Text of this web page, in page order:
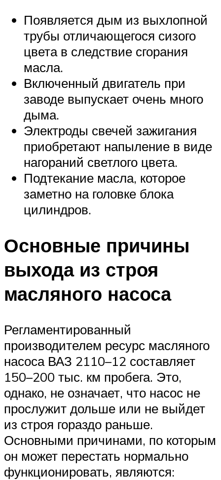
Появляется дым из выхлопной
трубы отличающегося сизого
цвета в следствие сгорания
масла.
Включенный двигатель при
заводе выпускает очень много
дыма.
Электроды свечей зажигания
приобретают напыление в виде
нагораний светлого цвета.
Подтекание масла, которое
заметно на головке блока
цилиндров.
Основные причины
выхода из строя
масляного насоса
Регламентированный
производителем ресурс масляного
насоса ВАЗ 2110–12 составляет
150–200 тыс. км пробега. Это,
однако, не означает, что насос не
прослужит дольше или не выйдет
из строя гораздо раньше.
Основными причинами, по которым
он может перестать нормально
функционировать, являются: